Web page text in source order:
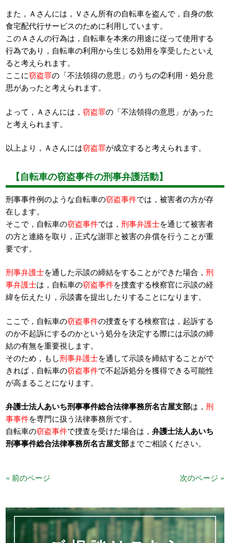
また，Ａさんには，Ｖさん所有の自転車を盗んで，自身の飲
食宅配代行サービスのために利用しています。
このＡさんの行為は，自転車を本来の用途に従って使用する
行為であり，自転車の利用から生じる効用を享受したといえ
ると考えられます。
ここに窃盗罪の「不法領得の意思」のうちの②利用・処分意
思があったと考えられます。
よって，Ａさんには，窃盗罪の「不法領得の意思」があった
と考えられます。
以上より，Ａさんには窃盗罪が成立すると考えられます。
【自転車の窃盗事件の刑事弁護活動】
刑事事件例のような自転車の窃盗事件では，被害者の方が存
在します。
そこで，自転車の窃盗事件では，刑事弁護士を通じて被害者
の方と連絡を取り，正式な謝罪と被害の弁償を行うことが重
要です。
刑事弁護士を通した示談の締結をすることができた場合，刑
事弁護士は，自転車の窃盗事件を捜査する検察官に示談の経
緯を伝えたり，示談書を提出したりすることになります。
ここで，自転車の窃盗事件の捜査をする検察官は，起訴する
のか不起訴にするのかという処分を決定する際には示談の締
結の有無を重要視します。
そのため，もし刑事弁護士を通して示談を締結することがで
きれば，自転車の窃盗事件で不起訴処分を獲得できる可能性
が高まることになります。
弁護士法人あいち刑事事件総合法律事務所名古屋支部は，刑
事事件を専門に扱う法律事務所です。
自転車の窃盗事件で捜査を受けた場合は，弁護士法人あいち
刑事事件総合法律事務所名古屋支部までご相談ください。
« 前のページ 次のページ »